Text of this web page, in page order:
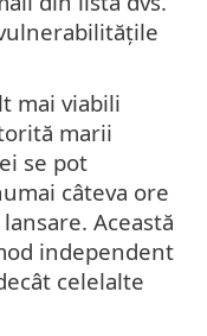
mai viabili
marii
se pot
câteva ore
Această
independent
celelalte